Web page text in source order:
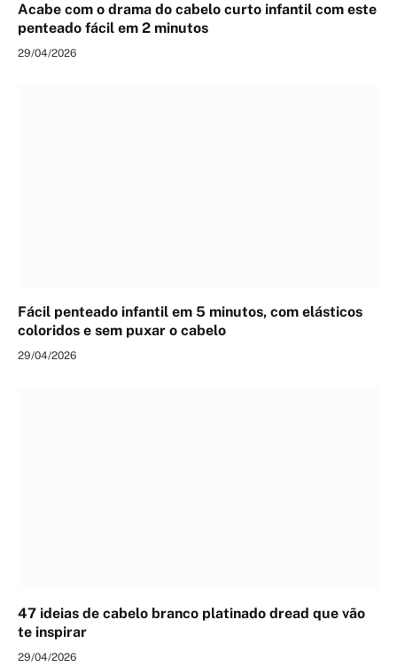
Acabe com o drama do cabelo curto infantil com este
penteado fácil em 2 minutos
29/04/2026
Fácil penteado infantil em 5 minutos, com elásticos
coloridos e sem puxar o cabelo
29/04/2026
47 ideias de cabelo branco platinado dread que vão
te inspirar
29/04/2026